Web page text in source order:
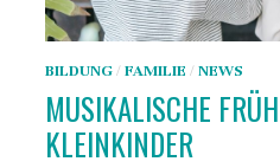
BILDUNG/FAMILIE /NEWS
MUSIKALISCHE
KLEINKINDER